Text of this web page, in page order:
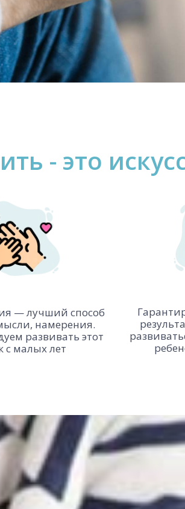
- это
— лучший способ
намерения.
развивать этот
с малых лет